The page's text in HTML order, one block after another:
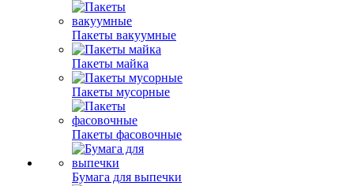
Пакеты вакуумные
Пакеты майка
Пакеты мусорные
Пакеты фасовочные
Бумага для выпечки